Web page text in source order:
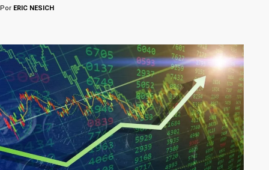
Por ERIC NESICH